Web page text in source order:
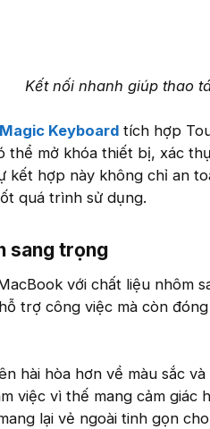
Kết nối nhanh giúp thao
Keyboard tích hợp
thể mở khóa thiết bị, xác
kết hợp này không chỉ an
quá trình sử dụng.
sang trọng
với chất liệu nhôm
trợ công việc mà còn
hài hòa hơn về màu sắc
việc vì thế mang cảm giác
lại vẻ ngoài tinh gọn